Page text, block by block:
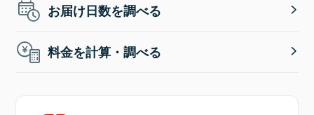
お届け日数を調べる
料金を計算・調べる